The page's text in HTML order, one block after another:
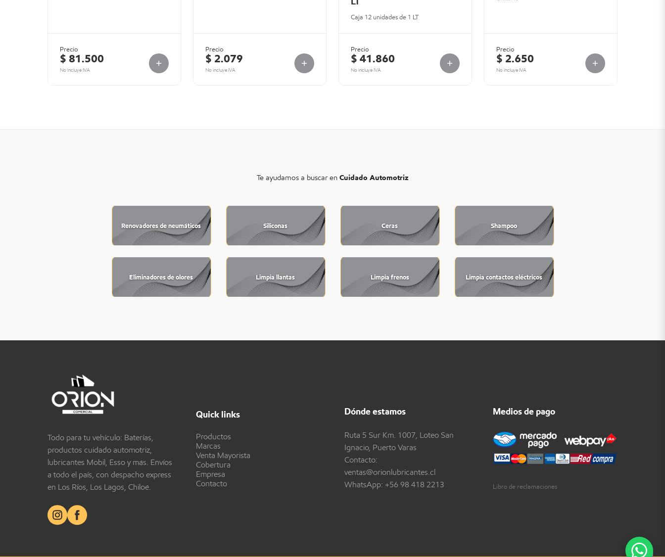
Precio
$ 81.500
No incluye IVA
Precio
$ 2.079
No incluye IVA
Caja 12 unidades de 1 LT
Precio
$ 41.860
No incluye IVA
Precio
$ 2.650
No incluye IVA
Te ayudamos a buscar en Cuidado Automotriz
Renovadores de neumáticos Siliconas Ceras Shampoo
Eliminadores de olores Limpia llantas Limpia frenos Limpia contactos eléctricos
Todo para tu vehículo: Baterías,
productos cuidado automotriz,
lubricantes Mobil, Esso y más. Envíos
a todo el país, con despacho express
en Los Ríos, Los Lagos, Chiloé.
Quick links
Productos
Marcas
Venta Mayorista
Cobertura
Empresa
Contacto
Dónde estamos
Ruta 5 Sur Km. 1007, Loteo San
Ignacio, Puerto Varas
Contacto:
ventas@orionlubricantes.cl
WhatsApp: +56 98 418 2213
Medios de pago
Libro de reclamaciones